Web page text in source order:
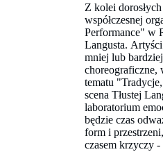
Z kolei
współczesnej
Performance" w
Langustа.
mniej lub
choreograficzne,
tematu
scena Tłustej
laboratorium
będzie czas
form i
czasem krzyczy